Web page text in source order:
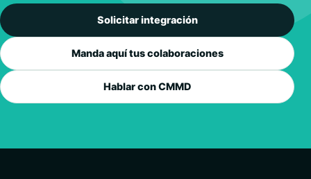
Solicitar integración
Manda aquí tus colaboraciones
Hablar con CMMD